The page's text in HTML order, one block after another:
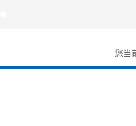
您当